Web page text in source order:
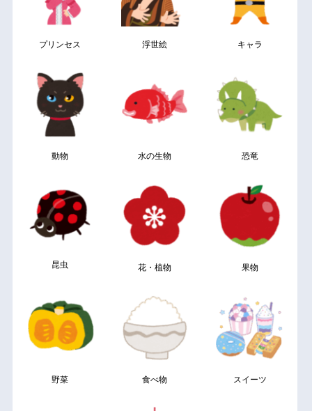
プリンセス 浮世絵 キャラ
動物 水の生物 恐竜
昆虫 花・植物 果物
野菜 食べ物 スイーツ